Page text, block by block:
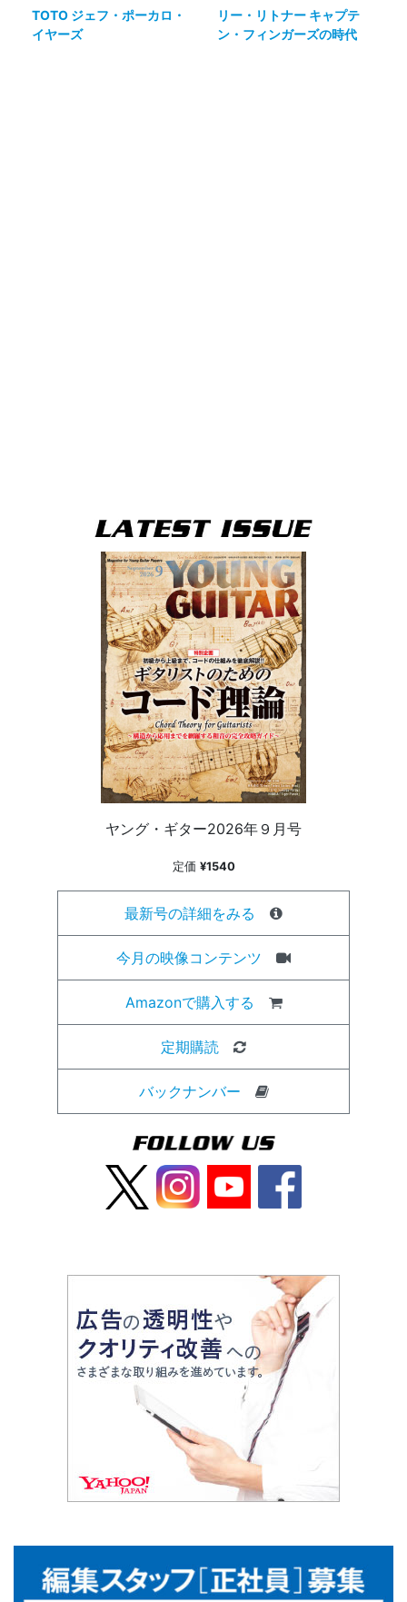
TOTO ジェフ・ポーカロ・
イヤーズ
リー・リトナー キャプテ
ン・フィンガーズの時代
ヤング・ギター2026年９月号
定価 ¥1540
最新号の詳細をみる
今月の映像コンテンツ
Amazonで購入する
定期購読
バックナンバー